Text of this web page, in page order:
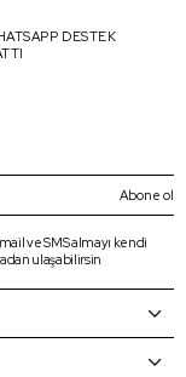
DESTEK
Abone ol
ve SMS almayı kendi
ulaşabilirsin